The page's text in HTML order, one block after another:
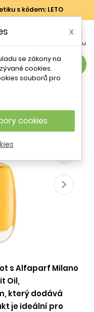
s kódem: LETO

Menu
search
s Alfaparf Milano
Oil,
který dodává
je ideální pro
x
se zákony na
cookies.
souborů pro
cookies